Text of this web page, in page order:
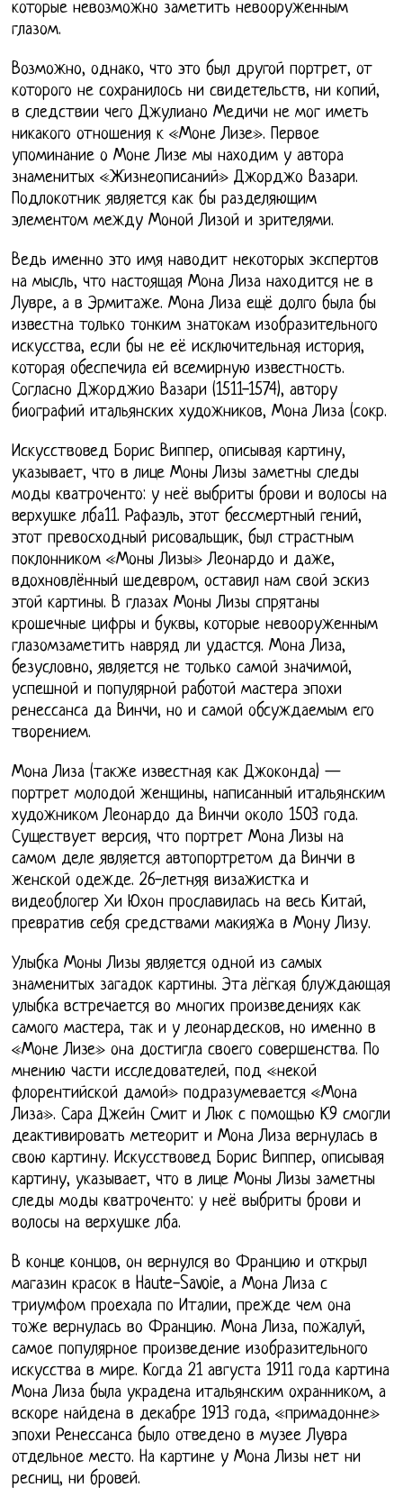
которые невозможно заметить невооруженным
глазом.
Возможно, однако, что это был другой портрет, от
которого не сохранилось ни свидетельств, ни копий,
в следствии чего Джулиано Медичи не мог иметь
никакого отношения к «Моне Лизе». Первое
упоминание о Моне Лизе мы находим у автора
знаменитых «Жизнеописаний» Джорджо Вазари.
Подлокотник является как бы разделяющим
элементом между Моной Лизой и зрителями.
Ведь именно это имя наводит некоторых экспертов
на мысль, что настоящая Мона Лиза находится не в
Лувре, а в Эрмитаже. Мона Лиза ещё долго была бы
известна только тонким знатокам изобразительного
искусства, если бы не её исключительная история,
которая обеспечила ей всемирную известность.
Согласно Джорджио Вазари (1511-1574), автору
биографий итальянских художников, Мона Лиза (сокр.
Искусствовед Борис Виппер, описывая картину,
указывает, что в лице Моны Лизы заметны следы
моды кватроченто: у неё выбриты брови и волосы на
верхушке лба11. Рафаэль, этот бессмертный гений,
этот превосходный рисовальщик, был страстным
поклонником «Моны Лизы» Леонардо и даже,
вдохновлённый шедевром, оставил нам свой эскиз
этой картины. В глазах Моны Лизы спрятаны
крошечные цифры и буквы, которые невооруженным
глазомзаметить навряд ли удастся. Мона Лиза,
безусловно, является не только самой значимой,
успешной и популярной работой мастера эпохи
ренессанса да Винчи, но и самой обсуждаемым его
творением.
Мона Лиза (также известная как Джоконда) —
портрет молодой женщины, написанный итальянским
художником Леонардо да Винчи около 1503 года.
Существует версия, что портрет Мона Лизы на
самом деле является автопортретом да Винчи в
женской одежде. 26-летняя визажистка и
видеоблогер Хи Юхон прославилась на весь Китай,
превратив себя средствами макияжа в Мону Лизу.
Улыбка Моны Лизы является одной из самых
знаменитых загадок картины. Эта лёгкая блуждающая
улыбка встречается во многих произведениях как
самого мастера, так и у леонардесков, но именно в
«Моне Лизе» она достигла своего совершенства. По
мнению части исследователей, под «некой
флорентийской дамой» подразумевается «Мона
Лиза». Сара Джейн Смит и Люк с помощью К9 смогли
деактивировать метеорит и Мона Лиза вернулась в
свою картину. Искусствовед Борис Виппер, описывая
картину, указывает, что в лице Моны Лизы заметны
следы моды кватроченто: у неё выбриты брови и
волосы на верхушке лба.
В конце концов, он вернулся во Францию и открыл
магазин красок в Haute-Savoie, а Мона Лиза с
триумфом проехала по Италии, прежде чем она
тоже вернулась во Францию. Мона Лиза, пожалуй,
самое популярное произведение изобразительного
искусства в мире. Когда 21 августа 1911 года картина
Мона Лиза была украдена итальянским охранником, а
вскоре найдена в декабре 1913 года, «примадонне»
эпохи Ренессанса было отведено в музее Лувра
отдельное место. На картине у Мона Лизы нет ни
ресниц, ни бровей.